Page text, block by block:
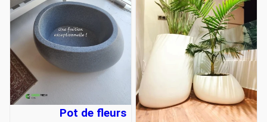
Pot de fleurs